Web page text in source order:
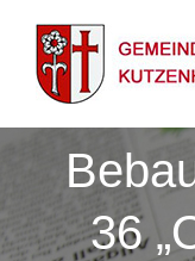
Inhalt
springen
36